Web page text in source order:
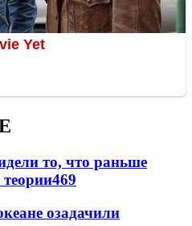
то, что раньше
теории469
озадачили